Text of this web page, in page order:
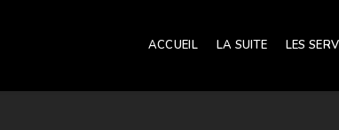
ACCUEIL LA SUITE LES